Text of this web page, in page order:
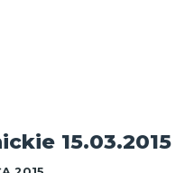
15.03.2015